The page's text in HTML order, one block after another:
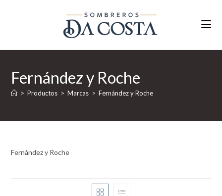
Fernández y Roche
> Productos > Marcas > Fernández y Roche
Fernández y Roche